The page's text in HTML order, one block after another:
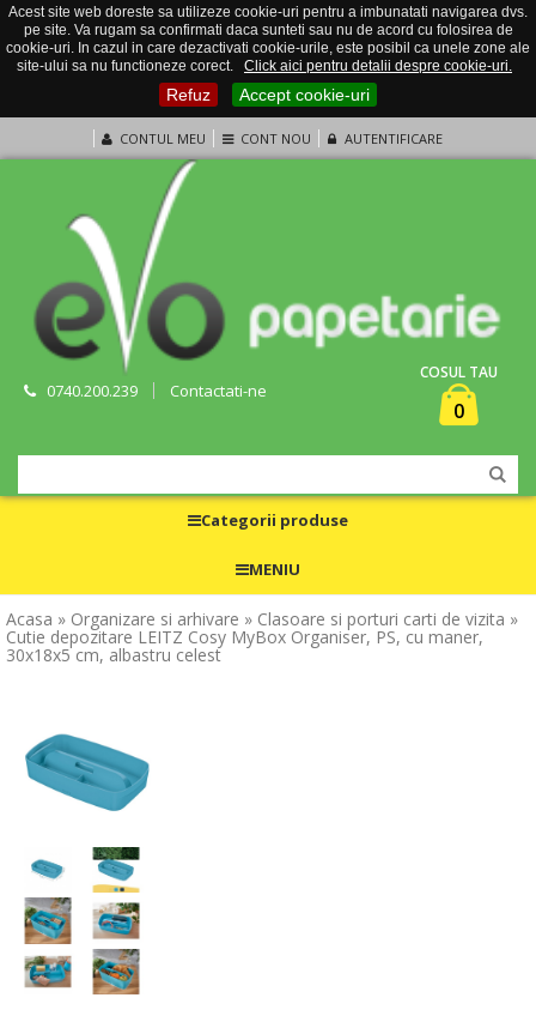
Acest site web doreste sa utilizeze cookie-uri pentru a imbunatati navigarea dvs.
pe site. Va rugam sa confirmati daca sunteti sau nu de acord cu folosirea de
cookie-uri. In cazul in care dezactivati cookie-urile, este posibil ca unele zone ale
site-ului sa nu functioneze corect.
Click aici pentru detalii despre cookie-uri.
Refuz Accept cookie-uri
CONTUL MEU CONT NOU AUTENTIFICARE
0740.200.239 Contactati-ne
COSUL TAU
0
Categorii produse
MENIU
Acasa » Organizare si arhivare » Clasoare si porturi carti de vizita »
Cutie depozitare LEITZ Cosy MyBox Organiser, PS, cu maner,
30x18x5 cm, albastru celest